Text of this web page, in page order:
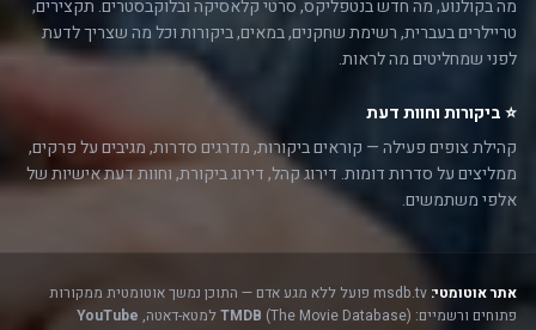
מה בקולנוע, מה חדש בנטפליקס, סרטי קלאסיקה ובלוקבסטרים. תקצירים,
טריילרים בעברית, רשימת שחקנים, במאים, ביקורות וכל מה שצריך לדעת
לפני שמחליטים מה לראות.
⭐ ביקורות וחוות דעת
קהילת צופים פעילה — קוראים ביקורות, מדרגים סדרות, מגיבים על פרקים,
ממליצים על סדרות דומות. דירוג קהל, דירוג ביקורת, וחוות דעת אישיות של
אלפי משתמשים.
אתר אוטומטי:
msdb.tv פועל ללא מגע אדם — התוכן נמשך אוטומטית ממקורות
פתוחים ורשמיים:
TMDB (The Movie Database) למטא-דאטה,
YouTube